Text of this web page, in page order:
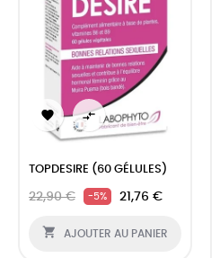
 
TOPDESIRE (60 GÉLULES)
22,90 € -5% 21,76 €
 AJOUTER AU PANIER